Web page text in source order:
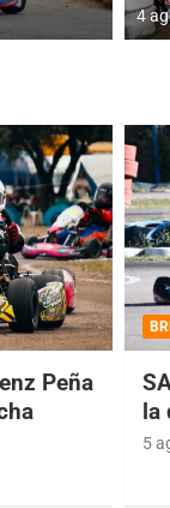
4
Peña
la
5
COBERTURA
08/09-AGO
IAME SERIES
Ramiro Tot (Asfalto)
Baradero (Buenos